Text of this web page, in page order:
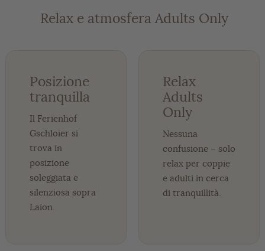
️ Relax e atmosfera Adults Only
Posizione
tranquilla
Il Ferienhof
Gschloier si
trova in
posizione
soleggiata e
silenziosa sopra
Laion.
Relax
Adults
Only
Nessuna
confusione – solo
relax per coppie
e adulti in cerca
di tranquillità.